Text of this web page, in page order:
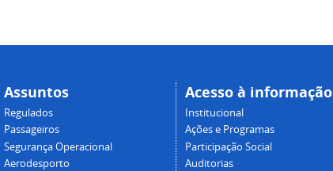
Assuntos
Regulados
Passageiros
Segurança Operacional
Aerodesporto
Acesso à informação
Institucional
Ações e Programas
Participação Social
Auditorias